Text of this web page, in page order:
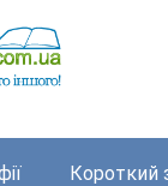
Короткий